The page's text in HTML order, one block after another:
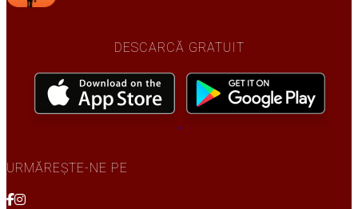
DESCARCĂ GRATUIT
URMĂREȘTE-NE PE